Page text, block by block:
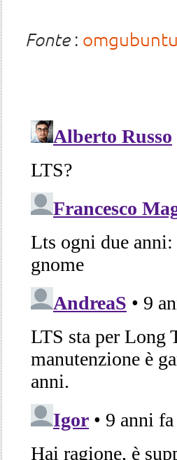
Fonte: